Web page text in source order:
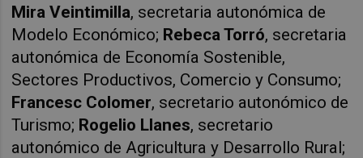
Mira Veintimilla, secretaria autonómica de
Modelo Económico; Rebeca Torró, secretaria
autonómica de Economía Sostenible,
Sectores Productivos, Comercio y Consumo;
Francesc Colomer, secretario autonómico de
Turismo; Rogelio Llanes, secretario
autonómico de Agricultura y Desarrollo Rural;